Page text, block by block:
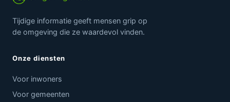
Tijdige informatie geeft mensen grip op
de omgeving die ze waardevol vinden.
Onze diensten
Voor inwoners
Voor gemeenten